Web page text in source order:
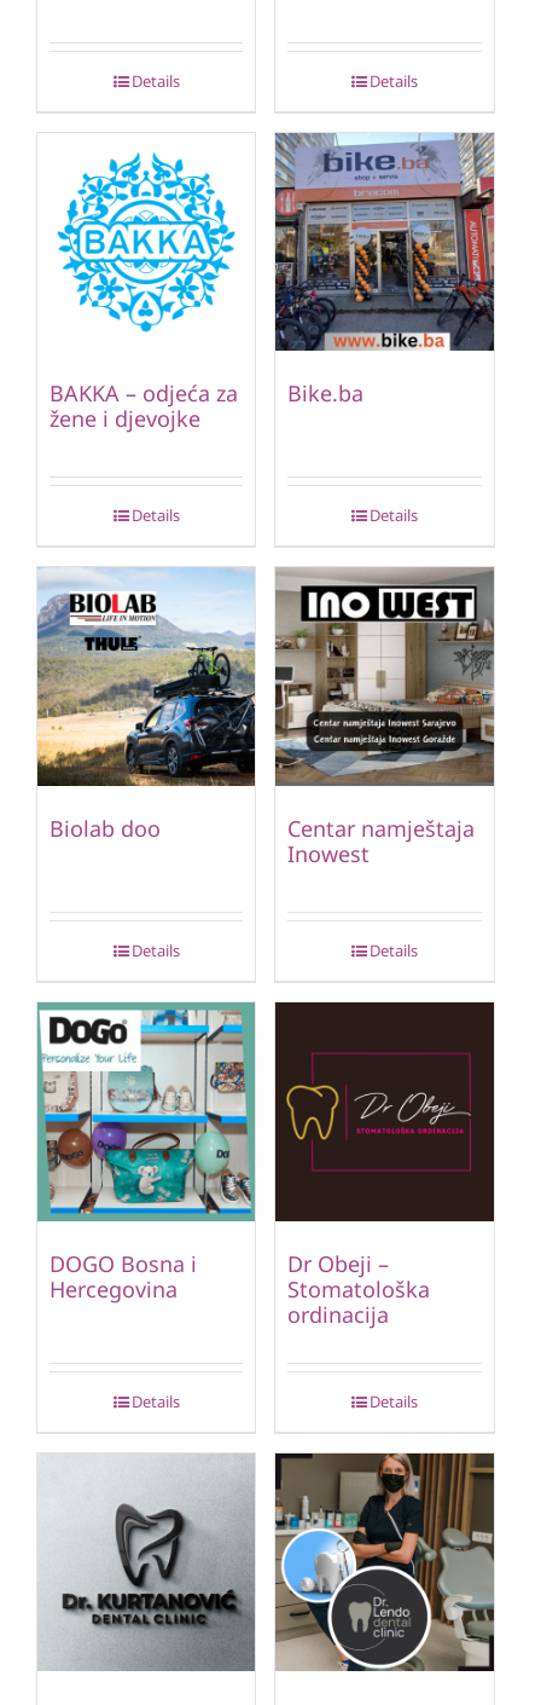
Details Details
BAKKA – odjeća za
žene i djevojke
Details
Bike.ba
Details
Biolab doo
Details
Centar namještaja
Inowest
Details
DOGO Bosna i
Hercegovina
Details
Dr Obeji –
Stomatološka
ordinacija
Details